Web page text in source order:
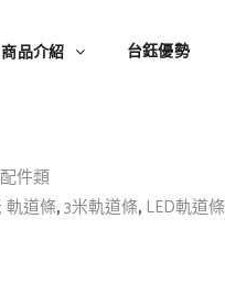
商品介紹 台鈺優勢
道條
件類
軌道條,3米軌道條, LED軌道條